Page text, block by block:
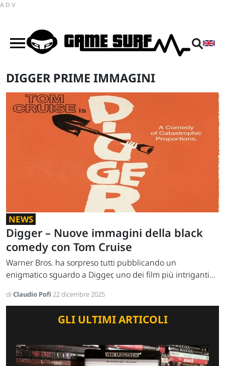
ADV
DIGGER PRIME IMMAGINI
NEWS
Digger – Nuove immagini della black
comedy con Tom Cruise
Warner Bros. ha sorpreso tutti pubblicando un
enigmatico sguardo a Digger, uno dei film più intriganti...
di Claudio Pofi 22 dicembre 2025
GLI ULTIMI ARTICOLI